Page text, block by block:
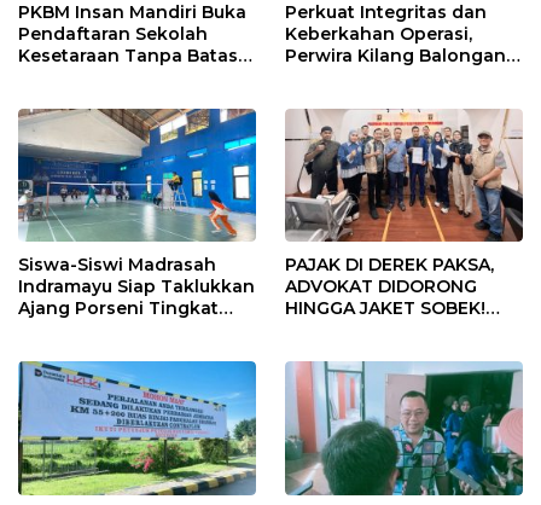
PKBM Insan Mandiri Buka
Pendaftaran Sekolah
Kesetaraan Tanpa Batas
Perkuat Integritas dan
Keberkahan Operasi,
Perwira Kilang Balongan
Siswa-Siswi Madrasah
Indramayu Siap Taklukkan
Ajang Porseni Tingkat
PAJAK DI DEREK PAKSA,
ADVOKAT DIDORONG
HINGGA JAKET SOBEK!
Pekanbaru!